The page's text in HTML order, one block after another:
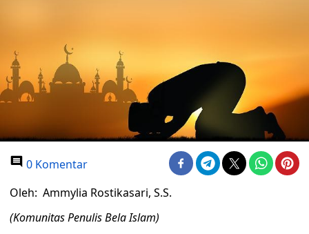
0 Komentar
Oleh: Ammylia Rostikasari, S.S.
(Komunitas Penulis Bela Islam)